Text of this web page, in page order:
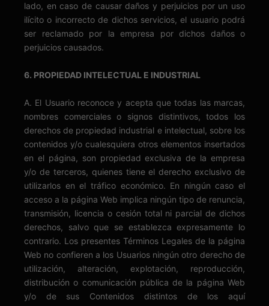
lado, en caso de causar daños y perjuicios por un uso
ilícito o incorrecto de dichos servicios, el usuario podrá
ser reclamado por la empresa por dichos daños o
perjuicios causados.
6. PROPIEDAD INTELECTUAL E INDUSTRIAL
A. El Usuario reconoce y acepta que todas las marcas,
nombres comerciales o signos distintivos, todos los
derechos de propiedad industrial e intelectual, sobre los
contenidos y/o cualesquiera otros elementos insertados
en el página, son propiedad exclusiva de la empresa
y/o de terceros, quienes tiene el derecho exclusivo de
utilizarlos en el tráfico económico. En ningún caso el
acceso a la página Web implica ningún tipo de renuncia,
transmisión, licencia o cesión total ni parcial de dichos
derechos, salvo que se establezca expresamente lo
contrario. Los presentes Términos Legales de la página
Web no confieren a los Usuarios ningún otro derecho de
utilización, alteración, explotación, reproducción,
distribución o comunicación pública de la página Web
y/o de sus Contenidos distintos de los aquí